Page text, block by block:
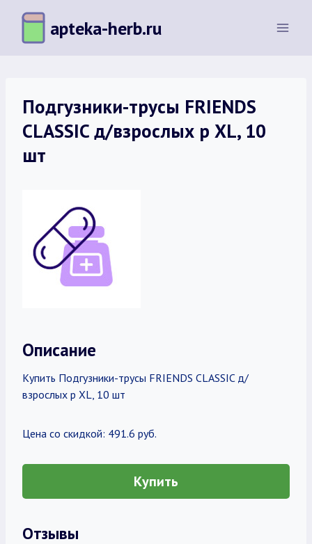
Перейти
содержимому
apteka-herb.ru
Подгузники-трусы FRIENDS
CLASSIC д/взрослых р XL, 10
шт
Описание
Купить Подгузники-трусы FRIENDS CLASSIC д/
взрослых р XL, 10 шт
Цена со скидкой: 491.6 руб.
Купить
Отзывы